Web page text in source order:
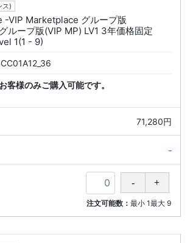
ス)
-VIP Marketplace グループ版
ループ版(VIP MP) LV1 3年価格固定
1(1 - 9)
客様のみご購入可能です。
71,280円
-
注文可能数：最小 1最大 9